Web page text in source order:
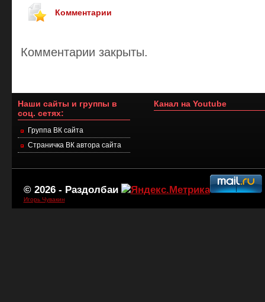
Комментарии
Комментарии закрыты.
Наши сайты и группы в
соц. сетях:
Группа ВК сайта
Страничка ВК автора сайта
Канал на Youtube
© 2026 - Раздолбаи
Игорь Чувакин